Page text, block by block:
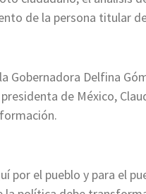
de la persona titular
Gobernadora Delfina
de México,
por el pueblo y para el